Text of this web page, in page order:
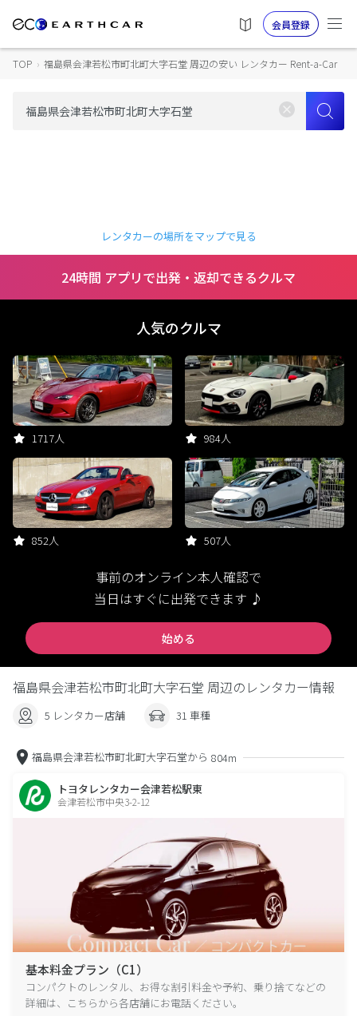
会員登録
TOP › 福島県会津若松市町北町大字石堂 周辺の安い レンタカー Rent-a-Car
レンタカーの場所をマップで見る
24時間 アプリで出発・返却できるクルマ
人気のクルマ
1717人 984人
852人 507人
事前のオンライン本人確認で
当日はすぐに出発できます ♪
始める
福島県会津若松市町北町大字石堂 周辺のレンタカー情報
5 レンタカー店舗 31 車種
福島県会津若松市町北町大字石堂から 804m
トヨタレンタカー会津若松駅東
会津若松市中央3-2-12
基本料金プラン（C1）
コンパクトのレンタル、お得な割引料金や予約、乗り捨てなどの
詳細は、こちらから各店舗にお電話ください。